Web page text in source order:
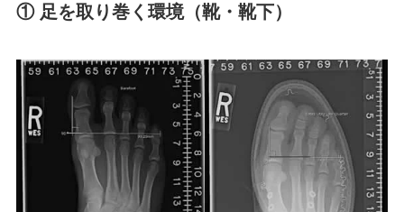
① 足を取り巻く環境（靴・靴下）